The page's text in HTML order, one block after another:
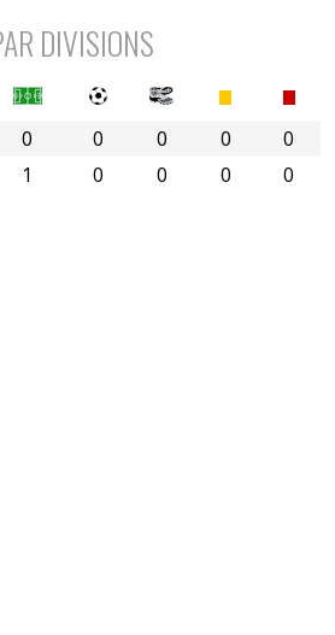
DIVISIONS
0 0 0 0
0
1
0 0 0 0